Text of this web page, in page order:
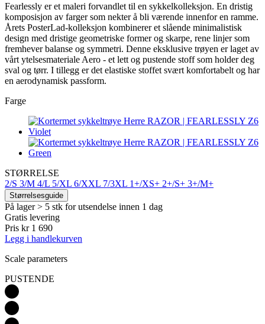
Fearlessly er et maleri forvandlet til en sykkelkolleksjon. En dristig
komposisjon av farger som nekter å bli værende innenfor en ramme.
Årets PosterLad-kolleksjon kombinerer et slående minimalistisk
design med dristige geometriske former og skarpe, rene linjer som
fremhever balanse og symmetri. Denne eksklusive trøyen er laget av
vårt ytelsesmateriale Aero - et lett og pustende stoff som holder deg
sval og tørr. I tillegg er det elastiske stoffet svært komfortabelt og har
en aerodynamisk passform.
Farge
STØRRELSE
2/S 3/M 4/L 5/XL 6/XXL 7/3XL 1+/XS+ 2+/S+ 3+/M+
Størrelsesguide
På lager > 5 stk for utsendelse innen 1 dag
Gratis levering
Pris kr 1 690
Legg i handlekurven
Scale parameters
PUSTENDE